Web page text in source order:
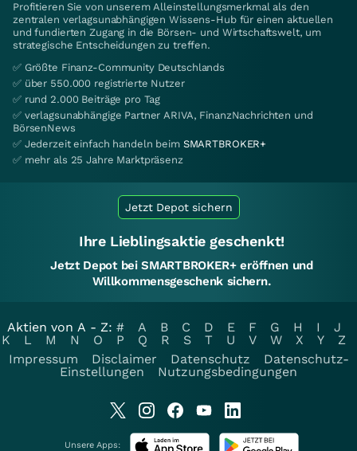
Profitieren Sie von unserem Alleinstellungsmerkmal als den
zentralen verlagsunabhängigen Wissens-Hub für einen aktuellen
und fundierten Zugang in die Börsen- und Wirtschaftswelt, um
strategische Entscheidungen zu treffen.
✅ Größte Finanz-Community Deutschlands
✅ über 550.000 registrierte Nutzer
✅ rund 2.000 Beiträge pro Tag
✅ verlagsunabhängige Partner ARIVA, FinanzNachrichten und
BörsenNews
✅ Jederzeit einfach handeln beim SMARTBROKER+
✅ mehr als 25 Jahre Marktpräsenz
Jetzt Depot sichern
Ihre Lieblingsaktie geschenkt!
Jetzt Depot bei SMARTBROKER+ eröffnen und
Willkommensgeschenk sichern.
Aktien von A - Z: # A B C D E F G H I
J
K
L M N O P Q R S T U V W X Y
Z
Impressum
Disclaimer Datenschutz
Datenschutz-
Einstellungen
Nutzungsbedingungen
Unsere Apps: